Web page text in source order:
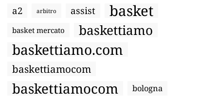
a2 arbitro assist basket
basket mercato baskettiamo
baskettiamo.com
baskettiamocom
baskettiamocom bologna